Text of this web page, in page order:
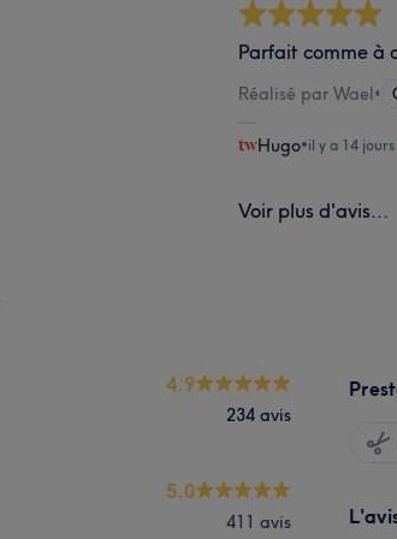
Parfait comme à
Réalisé par Wael•
Hugo•il y a 14 jours
Voir plus d'avis...
4.9
234 avis
5.0
411 avis